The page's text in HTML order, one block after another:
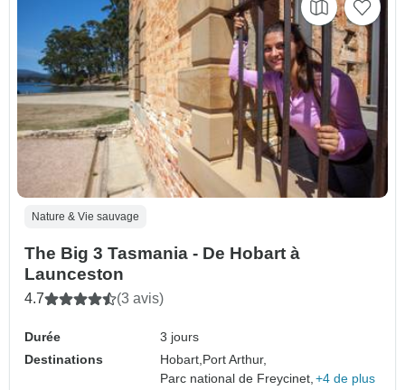
Nature & Vie sauvage
The Big 3 Tasmania - De Hobart à
Launceston
4.7 (3 avis)
Durée
3 jours
Destinations
Hobart, Port Arthur,
Parc national de Freycinet, +4 de plus